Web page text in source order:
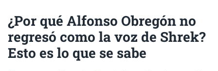
¿Por qué Alfonso Obregón no
regresó como la voz de Shrek?
Esto es lo que se sabe